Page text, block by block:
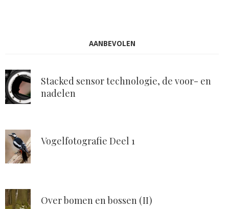
AANBEVOLEN
Stacked sensor technologie, de voor- en
nadelen
Vogelfotografie Deel 1
Over bomen en bossen (II)